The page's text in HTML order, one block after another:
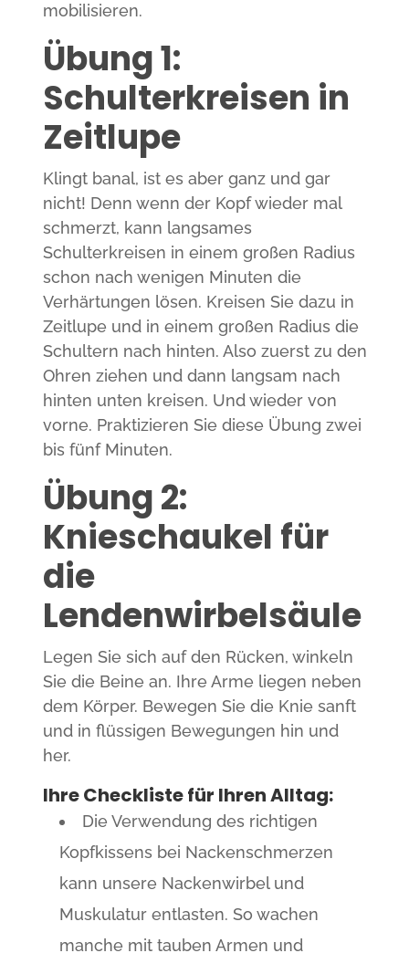
mobilisieren.
Übung 1:
Schulterkreisen in
Zeitlupe
Klingt banal, ist es aber ganz und gar
nicht! Denn wenn der Kopf wieder mal
schmerzt, kann langsames
Schulterkreisen in einem großen Radius
schon nach wenigen Minuten die
Verhärtungen lösen. Kreisen Sie dazu in
Zeitlupe und in einem großen Radius die
Schultern nach hinten. Also zuerst zu den
Ohren ziehen und dann langsam nach
hinten unten kreisen. Und wieder von
vorne. Praktizieren Sie diese Übung zwei
bis fünf Minuten.
Übung 2:
Knieschaukel für
die
Lendenwirbelsäule
Legen Sie sich auf den Rücken, winkeln
Sie die Beine an. Ihre Arme liegen neben
dem Körper. Bewegen Sie die Knie sanft
und in flüssigen Bewegungen hin und
her.
Ihre Checkliste für Ihren Alltag:
Die Verwendung des richtigen
Kopfkissens bei Nackenschmerzen
kann unsere Nackenwirbel und
Muskulatur entlasten. So wachen
manche mit tauben Armen und